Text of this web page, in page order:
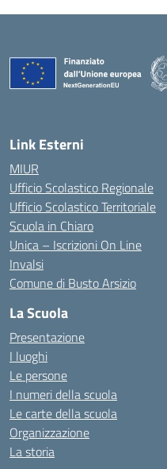
Link Esterni
MIUR
Ufficio Scolastico Regionale
Ufficio Scolastico Territoriale
Scuola in Chiaro
Unica – Iscrizioni On Line
Invalsi
Comune di Busto Arsizio
La Scuola
Presentazione
I luoghi
Le persone
I numeri della scuola
Le carte della scuola
Organizzazione
La storia